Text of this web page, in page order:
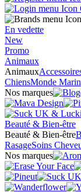
En vedette
New
Promo
Animaux
Animaux
ChiensMonde Marin
Nos marques
Beauté & Bien-être
Beauté & Bien-être
RasageSoins
Nos marques